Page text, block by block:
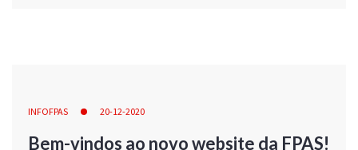
INFOFPAS 20-12-2020
Bem-vindos ao novo website da FPAS!